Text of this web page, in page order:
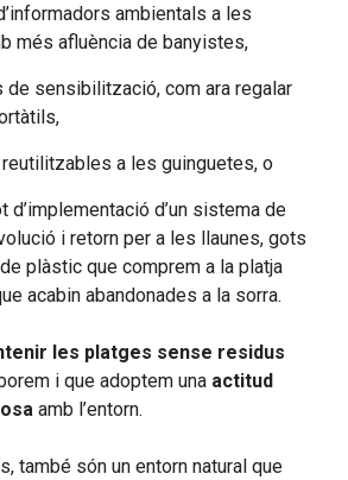
ambientals a les
més afluència de banyistes,
de sensibilització, com ara regalar
a les guinguetes, o
d’implementació d’un sistema de
i retorn per a les llaunes, gots
plàstic que comprem a la platja
acabin abandonades a la sorra.
les platges sense residus
i que adoptem una actitud
amb l’entorn.
també són un entorn natural que